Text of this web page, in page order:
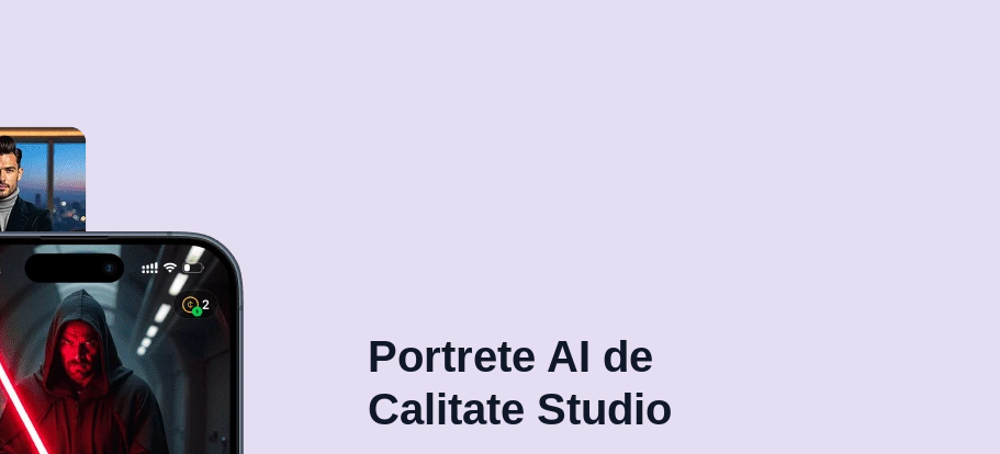
Portrete AI de
Calitate Studio